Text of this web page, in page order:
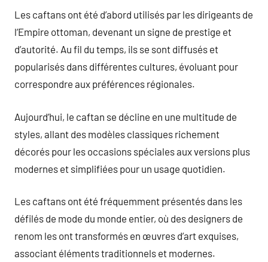
Les caftans ont été d’abord utilisés par les dirigeants de
l’Empire ottoman, devenant un signe de prestige et
d’autorité. Au fil du temps, ils se sont diffusés et
popularisés dans différentes cultures, évoluant pour
correspondre aux préférences régionales.
Aujourd’hui, le caftan se décline en une multitude de
styles, allant des modèles classiques richement
décorés pour les occasions spéciales aux versions plus
modernes et simplifiées pour un usage quotidien.
Les caftans ont été fréquemment présentés dans les
défilés de mode du monde entier, où des designers de
renom les ont transformés en œuvres d’art exquises,
associant éléments traditionnels et modernes.